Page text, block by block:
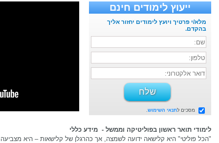
ייעוץ לימודים חינם
מלא/י פרטיך ויועץ לימודים יחזור אליך
בהקדם.
מסכים לתנאי השימוש
לימודי תואר ראשון בפוליטיקה וממשל - מידע כללי
"הכל פוליטי" היא קלישאה ידועה לשמצה, אך כהרגלן של קלישאות – היא